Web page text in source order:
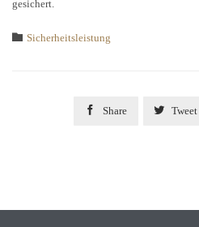
gesichert.
 Category
Sicherheitsleistung
 Share  Tweet